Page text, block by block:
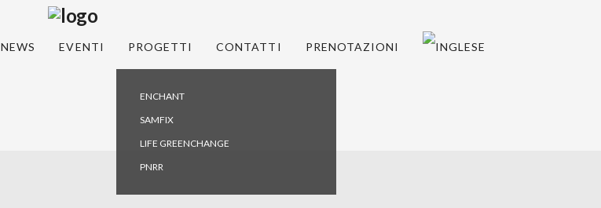
NEWS EVENTI PROGETTI
ENCHANT
SAMFIX
LIFE GREENCHANGE
PNRR
CONTATTI PRENOTAZIONI